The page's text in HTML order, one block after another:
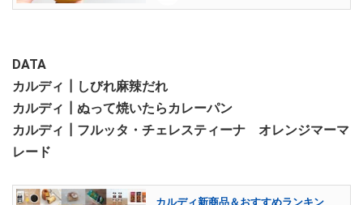
DATA
カルディ┃しびれ麻辣だれ
カルディ┃ぬって焼いたらカレーパン
カルディ┃フルッタ・チェレスティーナ オレンジマーマ
レード
カルディ新商品＆おすすめランキン